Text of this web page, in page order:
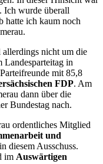
Ich wurde überall
hatte ich kaum noch
allerdings nicht um die
Landesparteitag in
mit 85,8
FDP. Am
dann über die
Bundestag nach.
ordentliches Mitglied
und
diesem Ausschuss.
im Auswärtigen